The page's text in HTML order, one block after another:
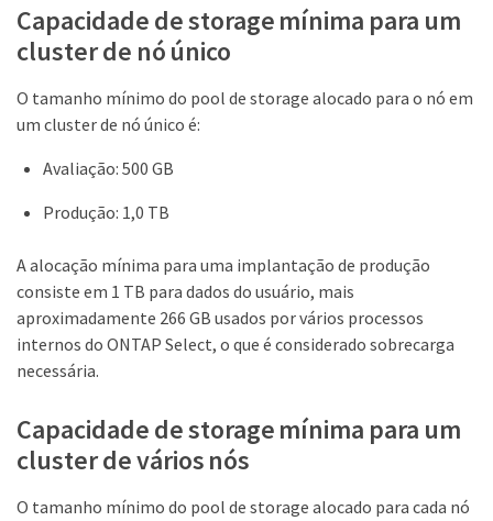
Capacidade de storage mínima para um
cluster de nó único
O tamanho mínimo do pool de storage alocado para o nó em
um cluster de nó único é:
Avaliação: 500 GB
Produção: 1,0 TB
A alocação mínima para uma implantação de produção
consiste em 1 TB para dados do usuário, mais
aproximadamente 266 GB usados por vários processos
internos do ONTAP Select, o que é considerado sobrecarga
necessária.
Capacidade de storage mínima para um
cluster de vários nós
O tamanho mínimo do pool de storage alocado para cada nó